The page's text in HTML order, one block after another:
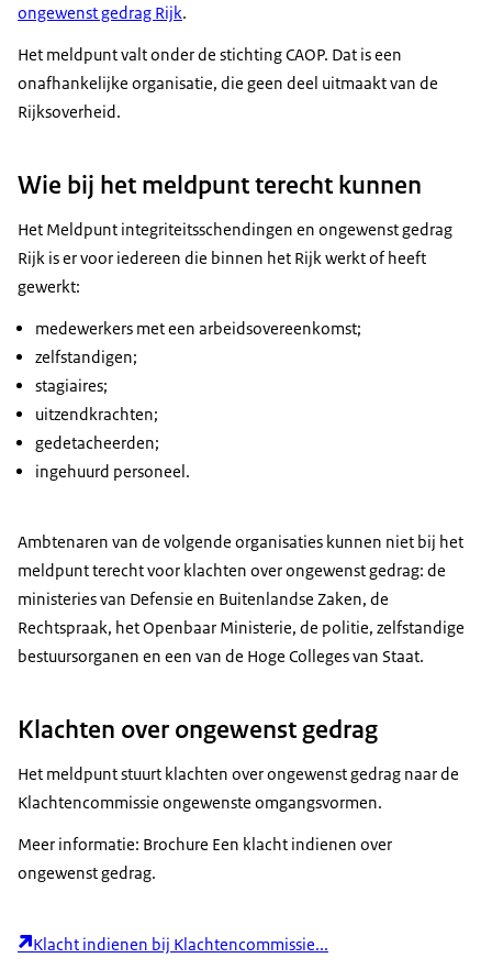
ongewenst gedrag Rijk.
Het meldpunt valt onder de stichting CAOP. Dat is een
onafhankelijke organisatie, die geen deel uitmaakt van de
Rijksoverheid.
Wie bij het meldpunt terecht kunnen
Het Meldpunt integriteitsschendingen en ongewenst gedrag
Rijk is er voor iedereen die binnen het Rijk werkt of heeft
gewerkt:
medewerkers met een arbeidsovereenkomst;
zelfstandigen;
stagiaires;
uitzendkrachten;
gedetacheerden;
ingehuurd personeel.
Ambtenaren van de volgende organisaties kunnen niet bij het
meldpunt terecht voor klachten over ongewenst gedrag: de
ministeries van Defensie en Buitenlandse Zaken, de
Rechtspraak, het Openbaar Ministerie, de politie, zelfstandige
bestuursorganen en een van de Hoge Colleges van Staat.
Klachten over ongewenst gedrag
Het meldpunt stuurt klachten over ongewenst gedrag naar de
Klachtencommissie ongewenste omgangsvormen.
Meer informatie: Brochure Een klacht indienen over
ongewenst gedrag.
Klacht indienen bij Klachtencommissie...